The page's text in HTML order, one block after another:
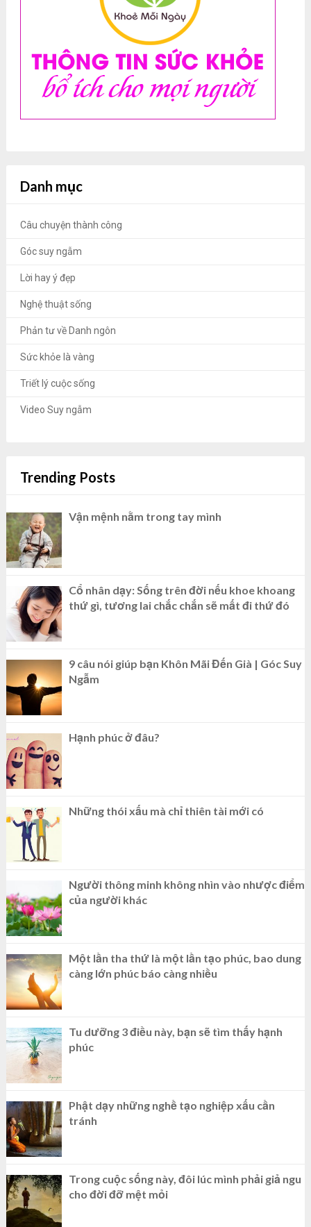
Danh mục
Câu chuyện thành công
Góc suy ngẫm
Lời hay ý đẹp
Nghệ thuật sống
Phản tư về Danh ngôn
Sức khỏe là vàng
Triết lý cuộc sống
Video Suy ngẫm
Trending Posts
Vận mệnh nằm trong tay mình
Cổ nhân dạy: Sống trên đời nếu khoe khoang
thứ gì, tương lai chắc chắn sẽ mất đi thứ đó
9 câu nói giúp bạn Khôn Mãi Đến Già | Góc Suy
Ngẫm
Hạnh phúc ở đâu?
Những thói xấu mà chỉ thiên tài mới có
Người thông minh không nhìn vào nhược điểm
của người khác
Một lần tha thứ là một lần tạo phúc, bao dung
càng lớn phúc báo càng nhiều
Tu dưỡng 3 điều này, bạn sẽ tìm thấy hạnh
phúc
Phật dạy những nghề tạo nghiệp xấu cần
tránh
Trong cuộc sống này, đôi lúc mình phải giả ngu
cho đời đỡ mệt mỏi